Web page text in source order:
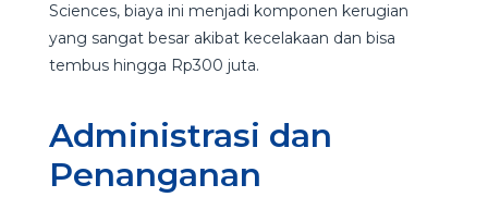
Sciences, biaya ini menjadi komponen kerugian
yang sangat besar akibat kecelakaan dan bisa
tembus hingga Rp300 juta.
Administrasi dan
Penanganan